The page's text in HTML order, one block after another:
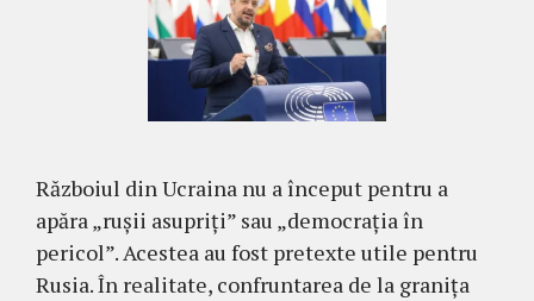
Războiul din Ucraina nu a început pentru a
apăra „rușii asupriți” sau „democrația în
pericol”. Acestea au fost pretexte utile pentru
Rusia. În realitate, confruntarea de la granița